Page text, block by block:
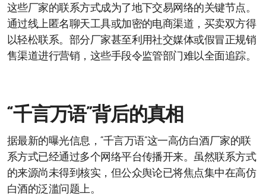
这些厂家的联系方式成为了地下交易网络的关键节点。
通过线上匿名聊天工具或加密的电商渠道，买卖双方得
以轻松联系。部分厂家甚至利用社交媒体或假冒正规销
售渠道进行营销，这些手段令监管部门难以全面追踪。
“千言万语”背后的真相
据最新的曝光信息，“千言万语”这一高仿白酒厂家的联
系方式已经通过多个网络平台传播开来。虽然联系方式
的来源尚未得到核实，但公众舆论已将焦点集中在高仿
白酒的泛滥问题上。